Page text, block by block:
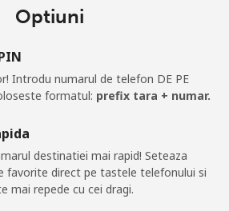
665 min pentru ⁦$10⁩ -
Optiuni
Introdu numarul de telefon DE PE
formatul: prefix tara + numar.
destinatiei mai rapid! Seteaza
favorite direct pe tastele telefonului si
mai repede cu cei dragi.